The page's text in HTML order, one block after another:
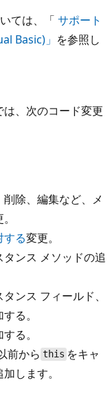
ては、「 サポート
Basic)」 を参照し
、次のコード変更
除、編集など、メ
する変更。
ンス メソッドの追
ンス フィールド、
る。
る。
前からthis をキャ
します。